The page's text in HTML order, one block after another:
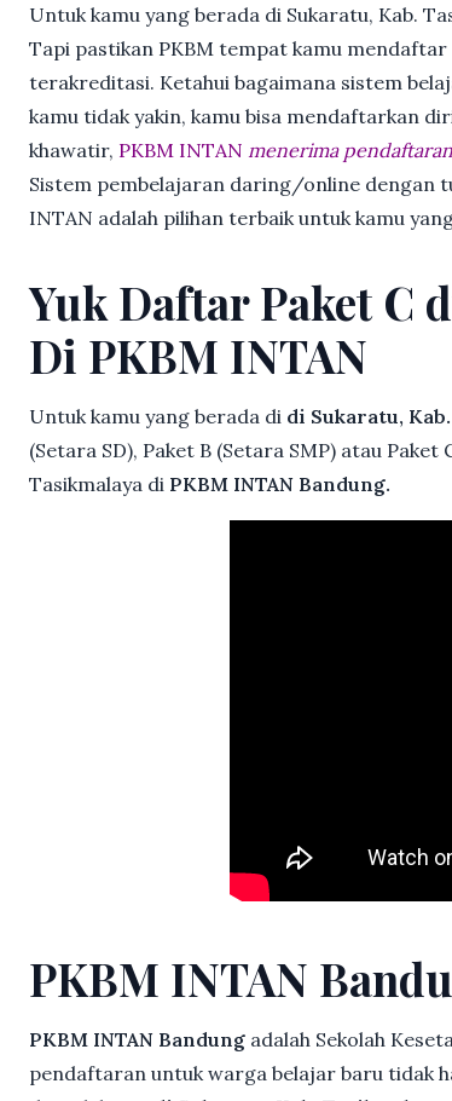
Untuk kamu yang berada di Sukaratu, Kab.
Tapi pastikan PKBM tempat kamu
terakreditasi. Ketahui bagaimana sistem
kamu tidak yakin, kamu bisa mendaftarkan
khawatir, PKBM INTAN menerima
Sistem pembelajaran daring/online dengan
INTAN adalah pilihan terbaik untuk kamu
Yuk Daftar Paket C
Di PKBM INTAN
Untuk kamu yang berada di di Sukaratu,
(Setara SD), Paket B (Setara SMP) atau
Tasikmalaya di PKBM INTAN Bandung.
PKBM INTAN
PKBM INTAN Bandung adalah Sekolah
pendaftaran untuk warga belajar baru tidak